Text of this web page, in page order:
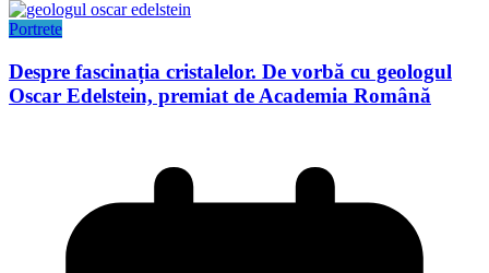
Portrete
Despre fascinația cristalelor. De vorbă cu geologul
Oscar Edelstein, premiat de Academia Română